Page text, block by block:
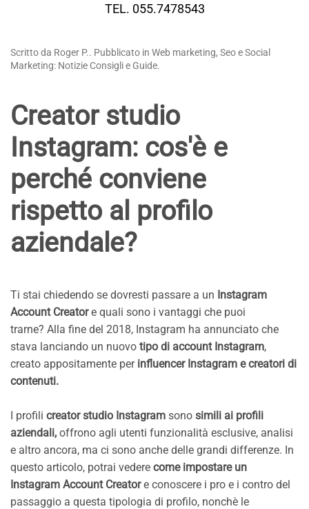
TEL. 055.7478543
Scritto da Roger P.. Pubblicato in Web marketing, Seo e Social
Marketing: Notizie Consigli e Guide.
Creator studio
Instagram: cos'è e
perché conviene
rispetto al profilo
aziendale?
Ti stai chiedendo se dovresti passare a un Instagram
Account Creatore quali sono i vantaggi che puoi
trarne? Alla fine del 2018, Instagram ha annunciato che
stava lanciando un nuovo tipo di account Instagram,
creato appositamente per influencer Instagram e creatori di
contenuti.
I profili creator studio Instagram sono simili ai profili
aziendali, offrono agli utenti funzionalità esclusive, analisi
e altro ancora, ma ci sono anche delle grandi differenze. In
questo articolo, potrai vedere come impostare un
Instagram Account Creatore conoscere i pro e i contro del
passaggio a questa tipologia di profilo, nonchè le